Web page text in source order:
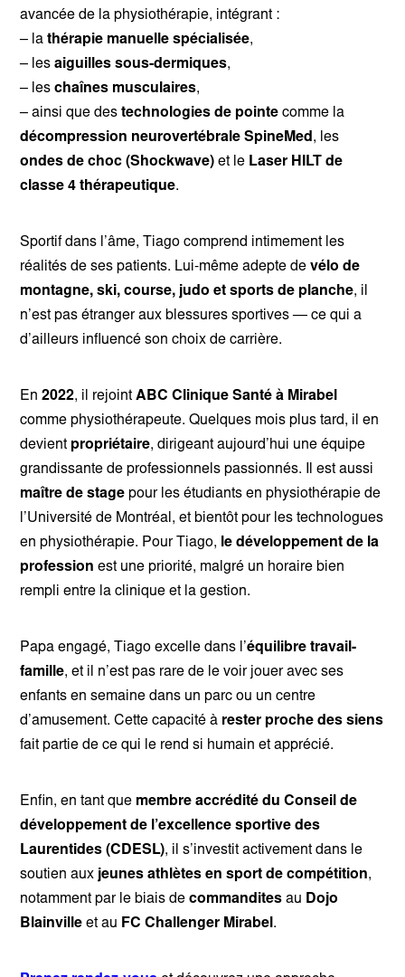
avancée de la physiothérapie, intégrant :
– lathérapie manuelle spécialisée,
– lesaiguilles sous-dermiques,
– leschaînes musculaires,
– ainsi que destechnologies de pointe comme la
décompression neurovertébrale SpineMed , les
ondes de choc (Shockwave) et le Laser HILT de
classe 4 thérapeutique.
Sportif dans l’âme, Tiago comprend intimement les
réalités de ses patients. Lui-même adepte devélo de
montagne, ski, course, judo et sports de planche, il
n’est pas étranger aux blessures sportives — ce qui a
d’ailleurs influencé son choix de carrière.
En2022, il rejointABC Clinique Santé à Mirabel
comme physiothérapeute. Quelques mois plus tard, il en
devient propriétaire, dirigeant aujourd’hui une équipe
grandissante de professionnels passionnés. Il est aussi
maître de stage pour les étudiants en physiothérapie de
l’Université de Montréal, et bientôt pour les technologues
en physiothérapie. Pour Tiago, le développement de la
profession est une priorité, malgré un horaire bien
rempli entre la clinique et la gestion.
Papa engagé, Tiago excelle dans l’équilibre travail-
famille, et il n’est pas rare de le voir jouer avec ses
enfants en semaine dans un parc ou un centre
d’amusement. Cette capacité à rester proche des siens
fait partie de ce qui le rend si humain et apprécié.
Enfin, en tant que membre accrédité du Conseil de
développement de l’excellence sportive des
Laurentides (CDESL), il s’investit activement dans le
soutien aux jeunes athlètes en sport de compétition,
notamment par le biais decommandites au Dojo
Blainville et au FC Challenger Mirabel .